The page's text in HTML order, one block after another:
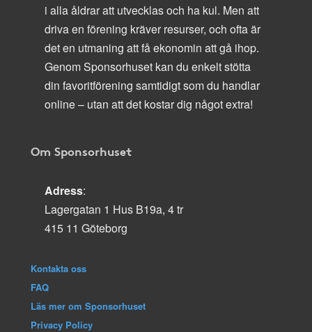
i alla åldrar att utvecklas och ha kul. Men att
driva en förening kräver resurser, och ofta är
det en utmaning att få ekonomin att gå ihop.
Genom Sponsorhuset kan du enkelt stötta
din favoritförening samtidigt som du handlar
online – utan att det kostar dig något extra!
Om Sponsorhuset
Adress:
Lagergatan 1 Hus B19a, 4 tr
415 11 Göteborg
Kontakta oss
FAQ
Läs mer om Sponsorhuset
Privacy Policy